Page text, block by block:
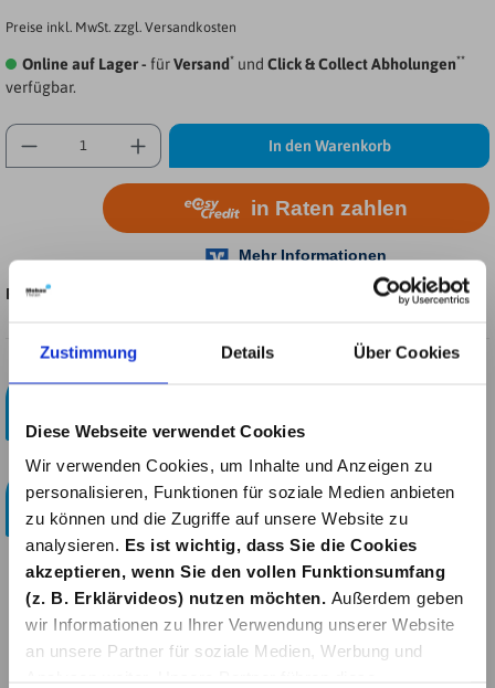
Zustimmung Details Über Cookies
Diese Webseite verwendet Cookies
Wir verwenden Cookies, um Inhalte und Anzeigen zu
personalisieren, Funktionen für soziale Medien anbieten
zu können und die Zugriffe auf unsere Website zu
analysieren. Es ist wichtig, dass Sie die Cookies
akzeptieren, wenn Sie den vollen Funktionsumfang
(z. B. Erklärvideos) nutzen möchten. Außerdem geben
wir Informationen zu Ihrer Verwendung unserer Website
an unsere Partner für soziale Medien, Werbung und
Preise inkl. MwSt. zzgl. Versandkosten
Online auf Lager - fürVersand* und Click & Collect Abholungen**
verfügbar.
In den Warenkorb
Produktnummer:
Kostenloser Paketversand!
Bestellen & Abholen
Online bestellen und im Bauzentrum in Simmerath
abholen.
Beschreibung